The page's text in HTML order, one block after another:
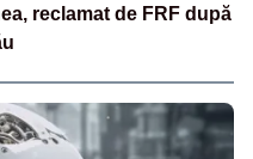
reclamat de FRF după